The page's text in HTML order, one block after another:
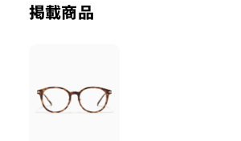
クリアレンズですので
眩しさを抑える効果はございませんの
掲載商品